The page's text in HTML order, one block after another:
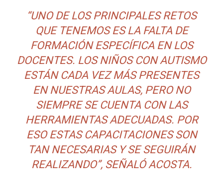
“UNO DE LOS PRINCIPALES RETOS
QUE TENEMOS ES LA FALTA DE
FORMACIÓN ESPECÍFICA EN LOS
DOCENTES. LOS NIÑOS CON AUTISMO
ESTÁN CADA VEZ MÁS PRESENTES
EN NUESTRAS AULAS, PERO NO
SIEMPRE SE CUENTA CON LAS
HERRAMIENTAS ADECUADAS. POR
ESO ESTAS CAPACITACIONES SON
TAN NECESARIAS Y SE SEGUIRÁN
REALIZANDO”, SEÑALÓ ACOSTA.